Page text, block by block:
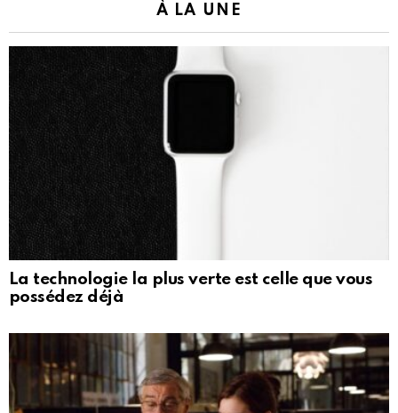
À LA UNE
La technologie la plus verte est celle que vous
possédez déjà